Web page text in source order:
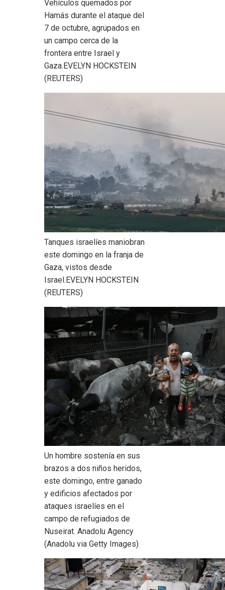
Vehículos quemados por
Hamás durante el ataque del
7 de octubre, agrupados en
un campo cerca de la
frontera entre Israel y
Gaza.EVELYN HOCKSTEIN
(REUTERS)
Tanques israelíes maniobran
este domingo en la franja de
Gaza, vistos desde
Israel.EVELYN HOCKSTEIN
(REUTERS)
Un hombre sostenía en sus
brazos a dos niños heridos,
este domingo, entre ganado
y edificios afectados por
ataques israelíes en el
campo de refugiados de
Nuseirat. Anadolu Agency
(Anadolu via Getty Images)